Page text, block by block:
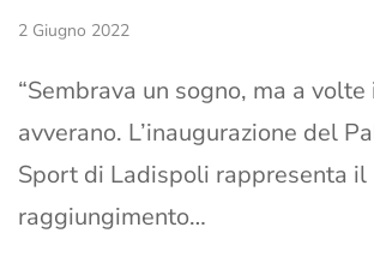
2 Giugno 2022
“Sembrava un sogno, ma a
avverano. L’inaugurazione del
Sport di Ladispoli rappresenta il
raggiungimento…